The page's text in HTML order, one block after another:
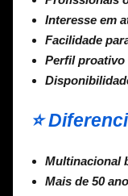
Interesse em
Facilidade
Perfil proativo
⭐
Multinacional
Mais de 50